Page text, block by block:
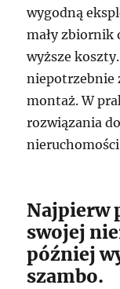
wygodną
mały zbiornik
wyższe
niepotrzebnie
montaż. W
rozwiązania
Najpierw
swojej
później
szambo.